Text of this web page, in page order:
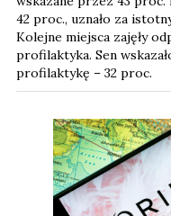
42 proc., uznało za
Kolejne miejsca zajęły
profilaktyka. Sen
profilaktykę – 32 proc.